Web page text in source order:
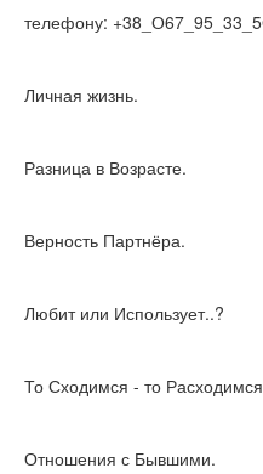
телефону:
Личная жизнь.
Разница в Возрасте.
Верность Партнёра.
Любит или Использует..?
То Сходимся - то
Отношения с Бывшими.